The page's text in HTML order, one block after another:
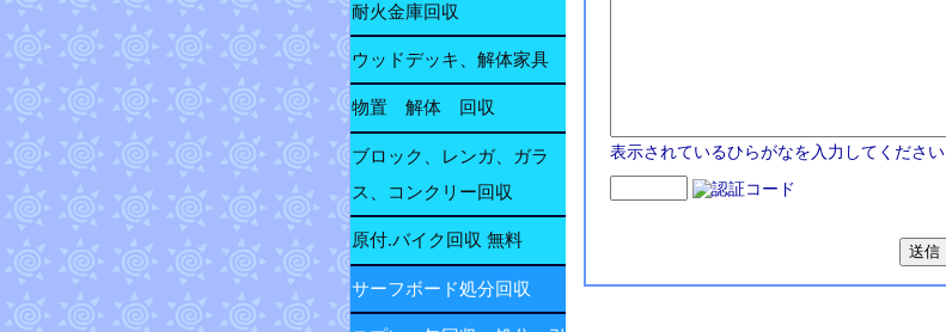
表示されているひらがなを入力してください
耐火金庫回収
ウッドデッキ、解体家具
物置 解体 回収
ブロック、レンガ、ガラ
ス、コンクリー回収
原付.バイク回収 無料
サーフボード処分回収